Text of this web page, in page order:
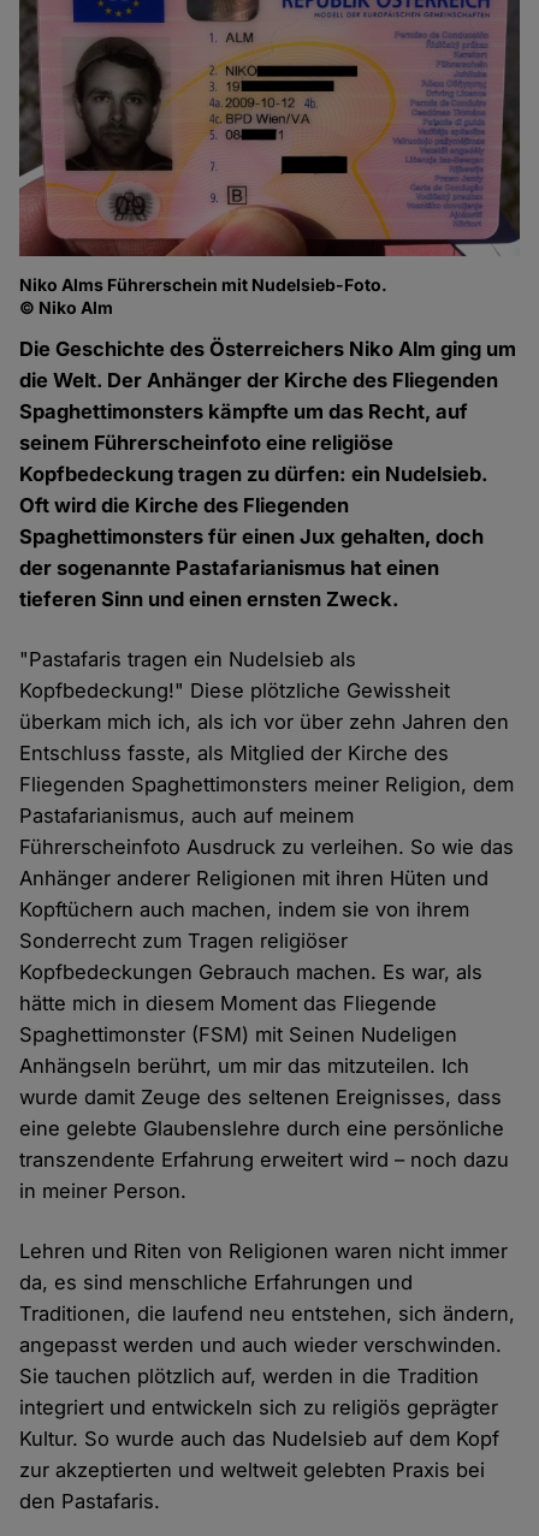
Niko Alms Führerschein mit Nudelsieb-Foto.
© Niko Alm
Die Geschichte des Österreichers Niko Alm ging um
die Welt. Der Anhänger der Kirche des Fliegenden
Spaghettimonsters kämpfte um das Recht, auf
seinem Führerscheinfoto eine religiöse
Kopfbedeckung tragen zu dürfen: ein Nudelsieb.
Oft wird die Kirche des Fliegenden
Spaghettimonsters für einen Jux gehalten, doch
der sogenannte Pastafarianismus hat einen
tieferen Sinn und einen ernsten Zweck.
"Pastafaris tragen ein Nudelsieb als
Kopfbedeckung!" Diese plötzliche Gewissheit
überkam mich ich, als ich vor über zehn Jahren den
Entschluss fasste, als Mitglied der Kirche des
Fliegenden Spaghettimonsters meiner Religion, dem
Pastafarianismus, auch auf meinem
Führerscheinfoto Ausdruck zu verleihen. So wie das
Anhänger anderer Religionen mit ihren Hüten und
Kopftüchern auch machen, indem sie von ihrem
Sonderrecht zum Tragen religiöser
Kopfbedeckungen Gebrauch machen. Es war, als
hätte mich in diesem Moment das Fliegende
Spaghettimonster (FSM) mit Seinen Nudeligen
Anhängseln berührt, um mir das mitzuteilen. Ich
wurde damit Zeuge des seltenen Ereignisses, dass
eine gelebte Glaubenslehre durch eine persönliche
transzendente Erfahrung erweitert wird – noch dazu
in meiner Person.
Lehren und Riten von Religionen waren nicht immer
da, es sind menschliche Erfahrungen und
Traditionen, die laufend neu entstehen, sich ändern,
angepasst werden und auch wieder verschwinden.
Sie tauchen plötzlich auf, werden in die Tradition
integriert und entwickeln sich zu religiös geprägter
Kultur. So wurde auch das Nudelsieb auf dem Kopf
zur akzeptierten und weltweit gelebten Praxis bei
den Pastafaris.